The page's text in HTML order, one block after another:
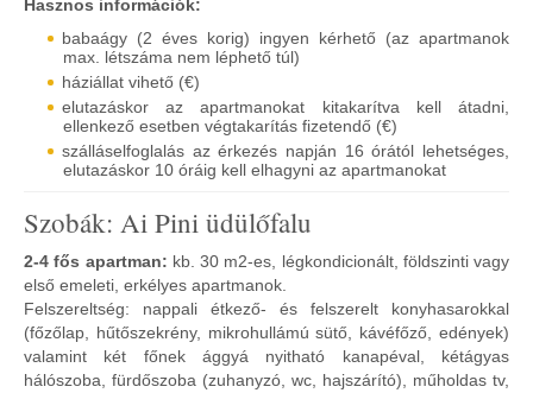
Hasznos információk:
babaágy (2 éves korig) ingyen kérhető (az apartmanok
max. létszáma nem léphető túl)
háziállat vihető (€)
elutazáskor az apartmanokat kitakarítva kell átadni,
ellenkező esetben végtakarítás fizetendő (€)
szálláselfoglalás az érkezés napján 16 órától lehetséges,
elutazáskor 10 óráig kell elhagyni az apartmanokat
Szobák: Ai Pini üdülőfalu
2-4 fős apartman: kb. 30 m2-es, légkondicionált, földszinti vagy
első emeleti, erkélyes apartmanok.
Felszereltség: nappali étkező- és felszerelt konyhasarokkal
(főzőlap, hűtőszekrény, mikrohullámú sütő, kávéfőző, edények)
valamint két főnek ággyá nyitható kanapéval, kétágyas
hálószoba, fürdőszoba (zuhanyzó, wc, hajszárító), műholdas tv,